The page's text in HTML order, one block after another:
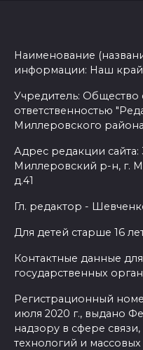
Наименование
информации: Наш край
Учредитель: Общество
ответственностью
Миллеровского
Адрес редакции сайта:
Миллеровский р-н, г.
д.41
Гл. редактор -
Для детей старше 16
Контактные данные
государственных
Регистрационный
июля 2020 г., выдано
надзору в сфере
технологий и